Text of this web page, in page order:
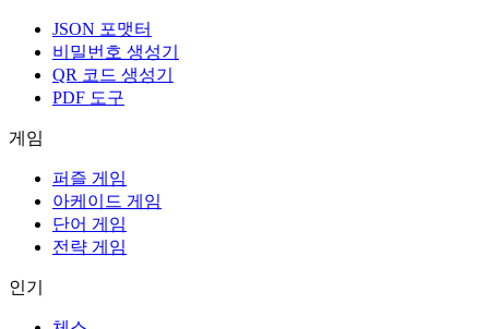
JSON 포맷터
비밀번호 생성기
QR 코드 생성기
PDF 도구
게임
퍼즐 게임
아케이드 게임
단어 게임
전략 게임
인기